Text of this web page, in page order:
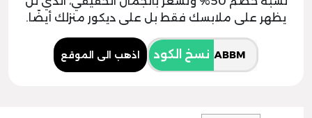
يظهر على ملابسك فقط بل على ديكور منزلك أيضًا.
نسخ الكود اذهب الى الموقع